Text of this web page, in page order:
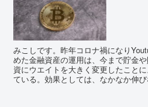
みこしです。昨年コロナ禍になり
めた金融資産の運用は、今まで貯金
資にウエイトを大きく変更したこと
ている。効果としては、なかなか伸